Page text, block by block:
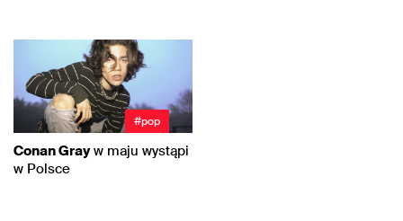
#pop
Conan Grayw maju wystąpi
w Polsce